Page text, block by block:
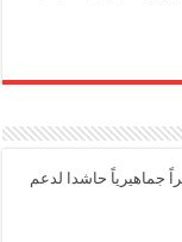
جماهيرياً حاشدا لدعم